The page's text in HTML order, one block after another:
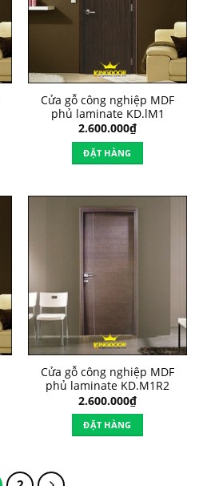
Cửa gỗ công nghiệp MDF
phủ laminate KD.lM1
2.600.000₫
ĐẶT HÀNG
Cửa gỗ công nghiệp MDF
phủ laminate KD.M1R2
2.600.000₫
ĐẶT HÀNG